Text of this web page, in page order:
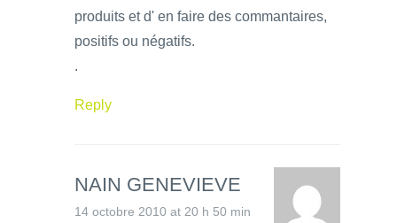
produits et d' en faire des commantaires,
positifs ou négatifs.
.
Reply
NAIN GENEVIEVE
14 octobre 2010 at 20 h 50 min